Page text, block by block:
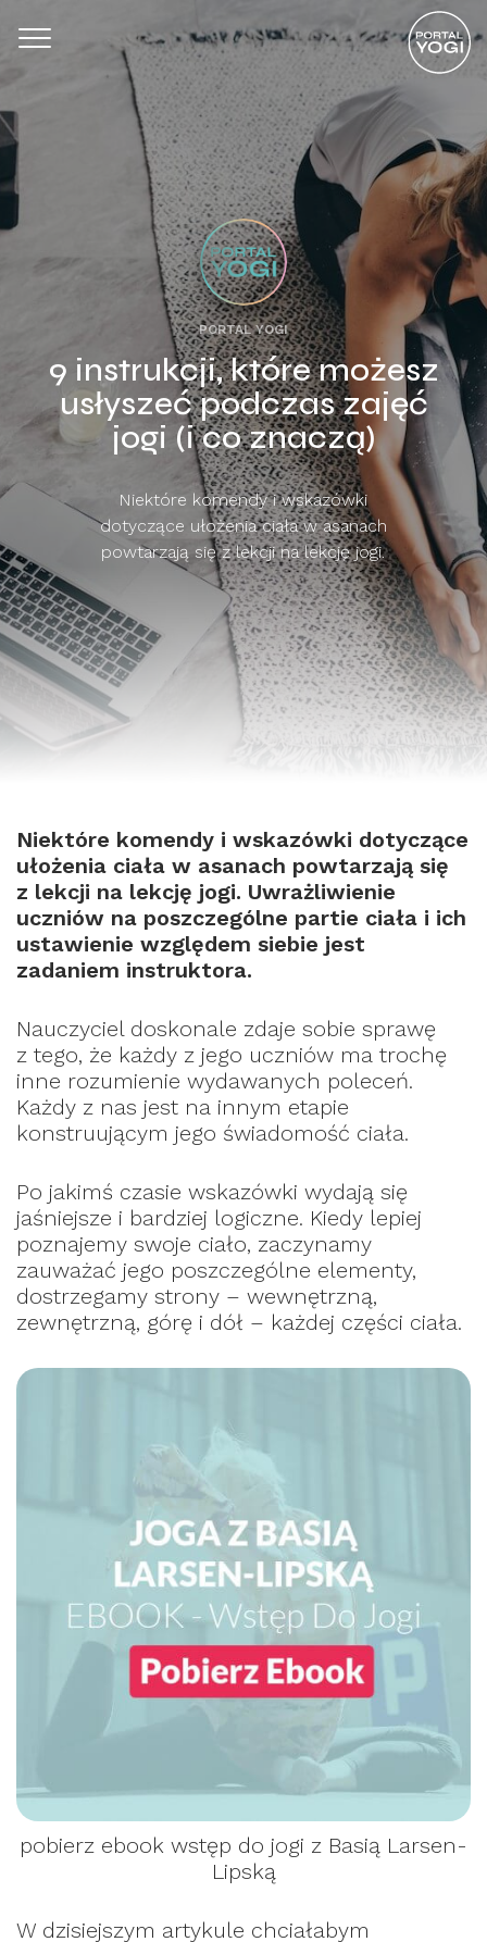
PORTAL YOGI
9 instrukcji, które możesz
usłyszeć podczas zajęć
jogi (i co znaczą)
Niektóre komendy i wskazówki
dotyczące ułożenia ciała w asanach
powtarzają się z lekcji na lekcję jogi.
Niektóre komendy i wskazówki dotyczące
ułożenia ciała w asanach powtarzają się
z lekcji na lekcję jogi. Uwrażliwienie
uczniów na poszczególne partie ciała i ich
ustawienie względem siebie jest
zadaniem instruktora.
Nauczyciel doskonale zdaje sobie sprawę
z tego, że każdy z jego uczniów ma trochę
inne rozumienie wydawanych poleceń.
Każdy z nas jest na innym etapie
konstruującym jego świadomość ciała.
Po jakimś czasie wskazówki wydają się
jaśniejsze i bardziej logiczne. Kiedy lepiej
poznajemy swoje ciało, zaczynamy
zauważać jego poszczególne elementy,
dostrzegamy strony – wewnętrzną,
zewnętrzną, górę i dół – każdej części ciała.
pobierz ebook wstęp do jogi z Basią Larsen-
Lipską
W dzisiejszym artykule chciałabym